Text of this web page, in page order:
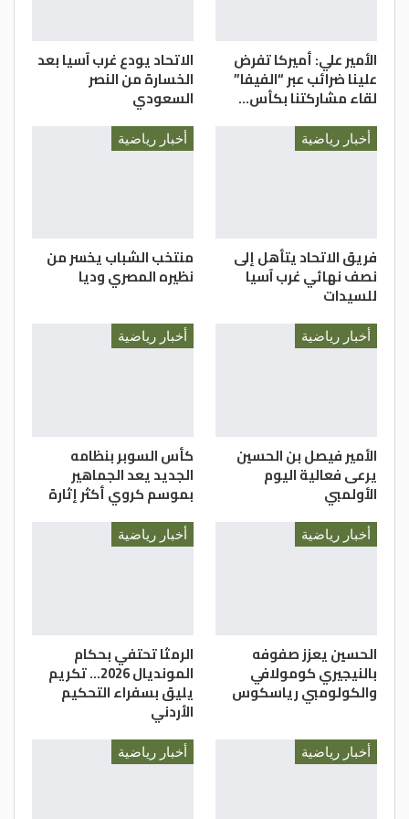
الأمير علي: أميركا تفرض
علينا ضرائب عبر “الفيفا”
لقاء مشاركتنا بكأس…
الاتحاد يودع غرب آسيا بعد
الخسارة من النصر
السعودي
أخبار رياضية
فريق الاتحاد يتأهل إلى
نصف نهائي غرب آسيا
للسيدات
أخبار رياضية
منتخب الشباب يخسر من
نظيره المصري وديا
أخبار رياضية
الأمير فيصل بن الحسين
يرعى فعالية اليوم
الأولمبي
أخبار رياضية
كأس السوبر بنظامه
الجديد يعد الجماهير
بموسم كروي أكثر إثارة
أخبار رياضية
الحسين يعزز صفوفه
بالنيجيري كومولافي
والكولومبي رياسكوس
أخبار رياضية
الرمثا تحتفي بحكام
المونديال 2026… تكريم
يليق بسفراء التحكيم
الأردني
أخبار رياضية أخبار رياضية